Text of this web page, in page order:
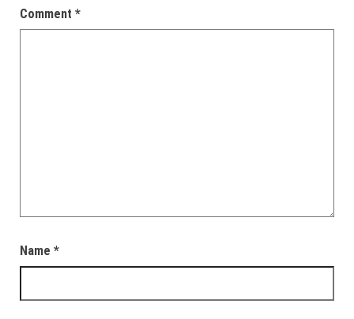
Comment *
Name *